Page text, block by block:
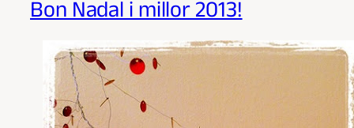
Bon Nadal i millor 2013!